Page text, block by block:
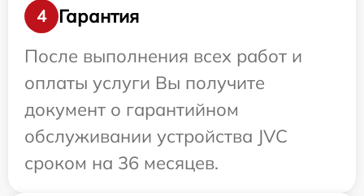
4
Гарантия
После выполнения всех работ и
оплаты услуги Вы получите
документ о гарантийном
обслуживании устройства JVC
сроком на 36 месяцев.